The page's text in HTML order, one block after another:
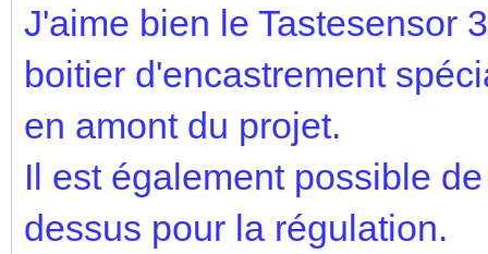
J'aime bien le Tastesensor
boitier d'encastrement
en amont du projet.
Il est également possible
dessus pour la régulation.